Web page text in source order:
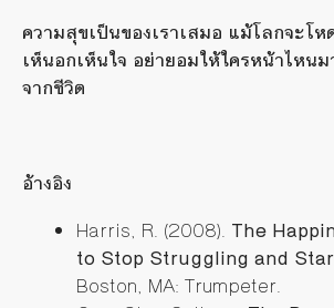
ความสุขเป็นของเราเสมอ แม้โลกจะโห
เห็นอกเห็นใจ อย่ายอมให้ใครหน้าไหน
จากชีวิต
อ้างอิง
Harris, R. (2008). The
to Stop Struggling and
Boston, MA: Trumpeter.